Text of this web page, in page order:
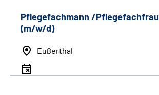
Pflegefachmann /Pflegefachfrau
(m/w/d)
Eußerthal